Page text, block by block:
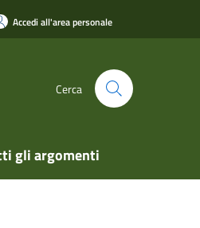
Accedi all'area personale
Cerca
gli argomenti